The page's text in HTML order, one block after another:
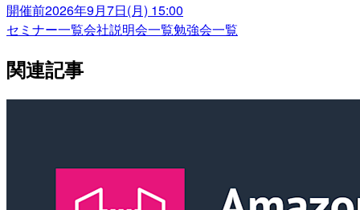
開催前2026年9月7日(月) 15:00
セミナー一覧会社説明会一覧勉強会一覧
関連記事